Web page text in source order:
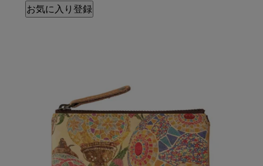
お気に入り登録